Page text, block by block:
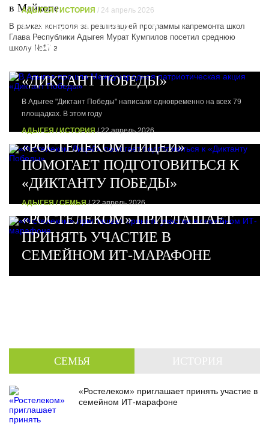
в Майкопе
В рамках контроля за реализацией программы капремонта школ
Глава Республики Адыгея Мурат Кумпилов посетил среднюю
школу №17 в
АДЫГЕЯ / ИСТОРИЯ / 24 апрель 2026
В АДЫГЕЕ ПРОШЛА
МЕЖДУНАРОДНАЯ
«ДИКТАНТ ПОБЕДЫ»
В Адыгее "Диктант Победы" написали одновременно на всех 79
площадках. В этом году
АДЫГЕЯ / ИСТОРИЯ/ 22 апрель 2026
«РОСТЕЛЕКОМ ЛИЦЕЙ»
ПОМОГАЕТ ПОДГОТОВИТЬСЯ К
«ДИКТАНТУ ПОБЕДЫ»
АДЫГЕЯ / СЕМЬЯ/ 22 апрель 2026
«РОСТЕЛЕКОМ» ПРИГЛАШАЕТ
ПРИНЯТЬ УЧАСТИЕ В
СЕМЕЙНОМ ИТ-МАРАФОНЕ
СЕМЬЯ
«Ростелеком» приглашает принять участие в
семейном ИТ-марафоне